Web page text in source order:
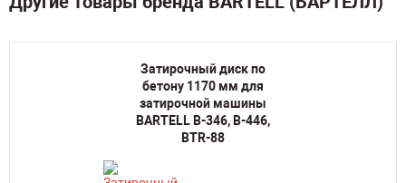
Затирочный диск по
бетону 1170 мм для
затирочной машины
BARTELL B-346, B-446,
BTR-88